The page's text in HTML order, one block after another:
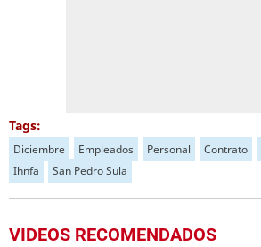
Tags:
Diciembre Empleados Personal Contrato
Ihnfa
San Pedro Sula
VIDEOS RECOMENDADOS